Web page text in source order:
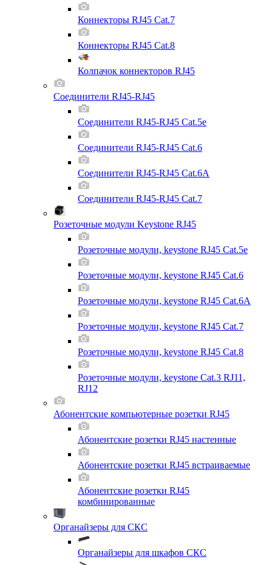
Коннекторы RJ45 Cat.7
Коннекторы RJ45 Cat.8
Колпачок коннекторов RJ45
Соединители RJ45-RJ45
Соединители RJ45-RJ45 Cat.5e
Соединители RJ45-RJ45 Cat.6
Соединители RJ45-RJ45 Cat.6A
Соединители RJ45-RJ45 Cat.7
Розеточные модули Keystone RJ45
Розеточные модули, keystone RJ45 Cat.5e
Розеточные модули, keystone RJ45 Cat.6
Розеточные модули, keystone RJ45 Cat.6A
Розеточные модули, keystone RJ45 Cat.7
Розеточные модули, keystone RJ45 Cat.8
Розеточные модули, keystone Cat.3 RJ11,
RJ12
Абонентские компьютерные розетки RJ45
Абонентские розетки RJ45 настенные
Абонентские розетки RJ45 встраиваемые
Абонентские розетки RJ45
комбинированные
Органайзеры для СКС
Органайзеры для шкафов СКС